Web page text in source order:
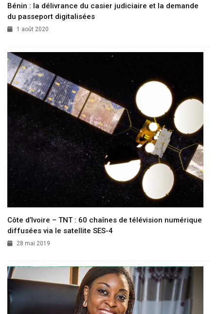
Bénin : la délivrance du casier judiciaire et la demande
du passeport digitalisées
1 août 2020
Côte d’Ivoire – TNT : 60 chaînes de télévision numérique
diffusées via le satellite SES-4
28 mai 2019